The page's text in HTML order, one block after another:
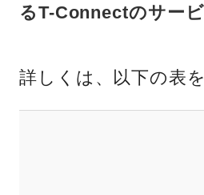
るT-Connectのサービ
詳しくは、以下の表